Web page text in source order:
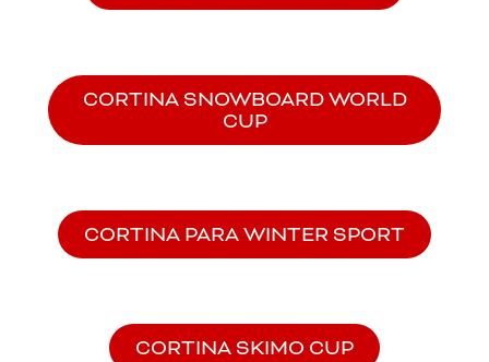
CORTINA SNOWBOARD WORLD
CUP
CORTINA PARA WINTER SPORT
CORTINA SKIMO CUP